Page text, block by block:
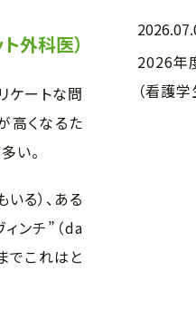
外科医）
ケートな問
高くなるた
い。
る）、ある
ンチ”（da
でこれはと
2026年
（看護